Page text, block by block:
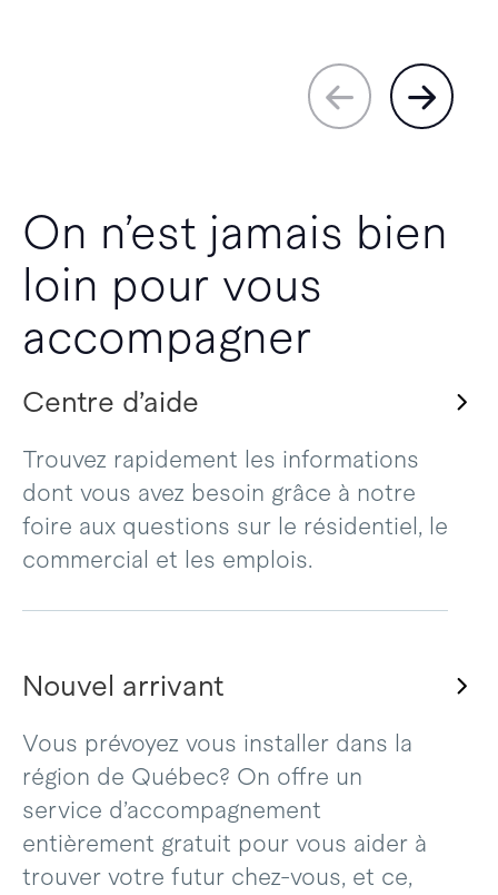
On n’est jamais bien
loin pour vous
accompagner
Centre d’aide
Trouvez rapidement les informations
dont vous avez besoin grâce à notre
foire aux questions sur le résidentiel, le
commercial et les emplois.
Nouvel arrivant
Vous prévoyez vous installer dans la
région de Québec? On offre un
service d’accompagnement
entièrement gratuit pour vous aider à
trouver votre futur chez-vous, et ce,